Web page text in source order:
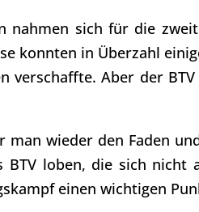
nahmen sich für die
konnten in Überzahl
verschaffte. Aber der
man wieder den Faden
BTV loben, die sich
einen wichtigen